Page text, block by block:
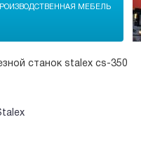
МЕБЕЛЬ
станок stalex cs-350